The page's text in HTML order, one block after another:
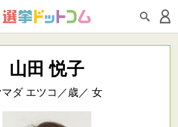
山田 悦子
マダ エツコ／歳／ 女